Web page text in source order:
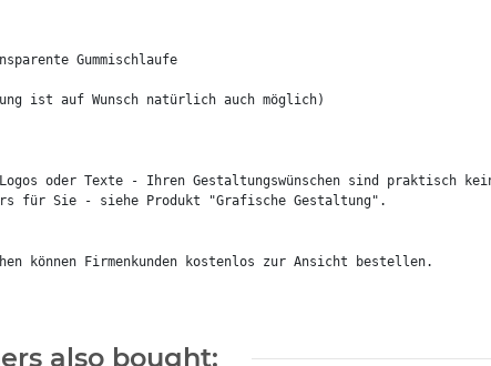
ist auf Wunsch natürlich auch möglich)
oder Texte - Ihren Gestaltungswünschen sind praktisch
für Sie - siehe Produkt "Grafische Gestaltung".
können Firmenkunden kostenlos zur Ansicht bestellen.
also bought: